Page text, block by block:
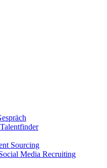
Sourcing
Media Recruiting